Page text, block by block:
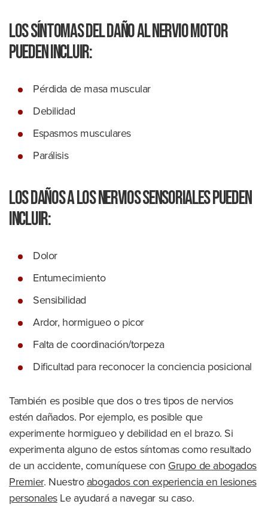
Los síntomas del daño al nervio motor
pueden incluir:
Pérdida de masa muscular
Debilidad
Espasmos musculares
Parálisis
Los daños a los nervios sensoriales pueden
incluir:
Dolor
Entumecimiento
Sensibilidad
Ardor, hormigueo o picor
Falta de coordinación/torpeza
Dificultad para reconocer la conciencia posicional
También es posible que dos o tres tipos de nervios
estén dañados. Por ejemplo, es posible que
experimente hormigueo y debilidad en el brazo. Si
experimenta alguno de estos síntomas como resultado
de un accidente, comuníquese con Grupo de abogados
Premier. Nuestroabogados con experiencia en lesiones
personalesLe ayudará a navegar su caso.